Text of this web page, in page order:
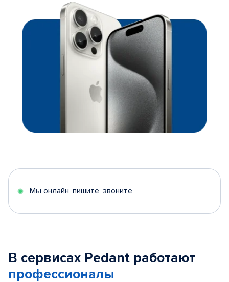
Мы онлайн, пишите, звоните
В сервисах Pedant работают
профессионалы